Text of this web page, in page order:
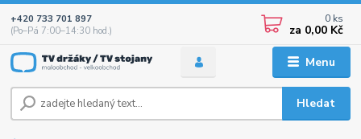
Menu
Hledat
+420 733 701 897
(Po–Pá 7:00–14:30 hod.)
0 ks
za 0,00 Kč